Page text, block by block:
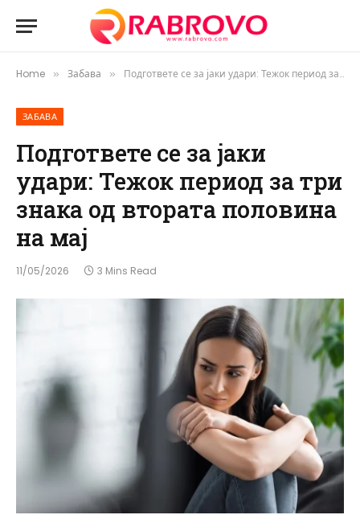
Home » Забава » Подгответе се за јаки удари: Тежок период за три знака од втората половина на мај
ЗАБАВА
Подгответе се за јаки
удари: Тежок период за три
знака од втората половина
на мај
11/05/2026 3 Mins Read